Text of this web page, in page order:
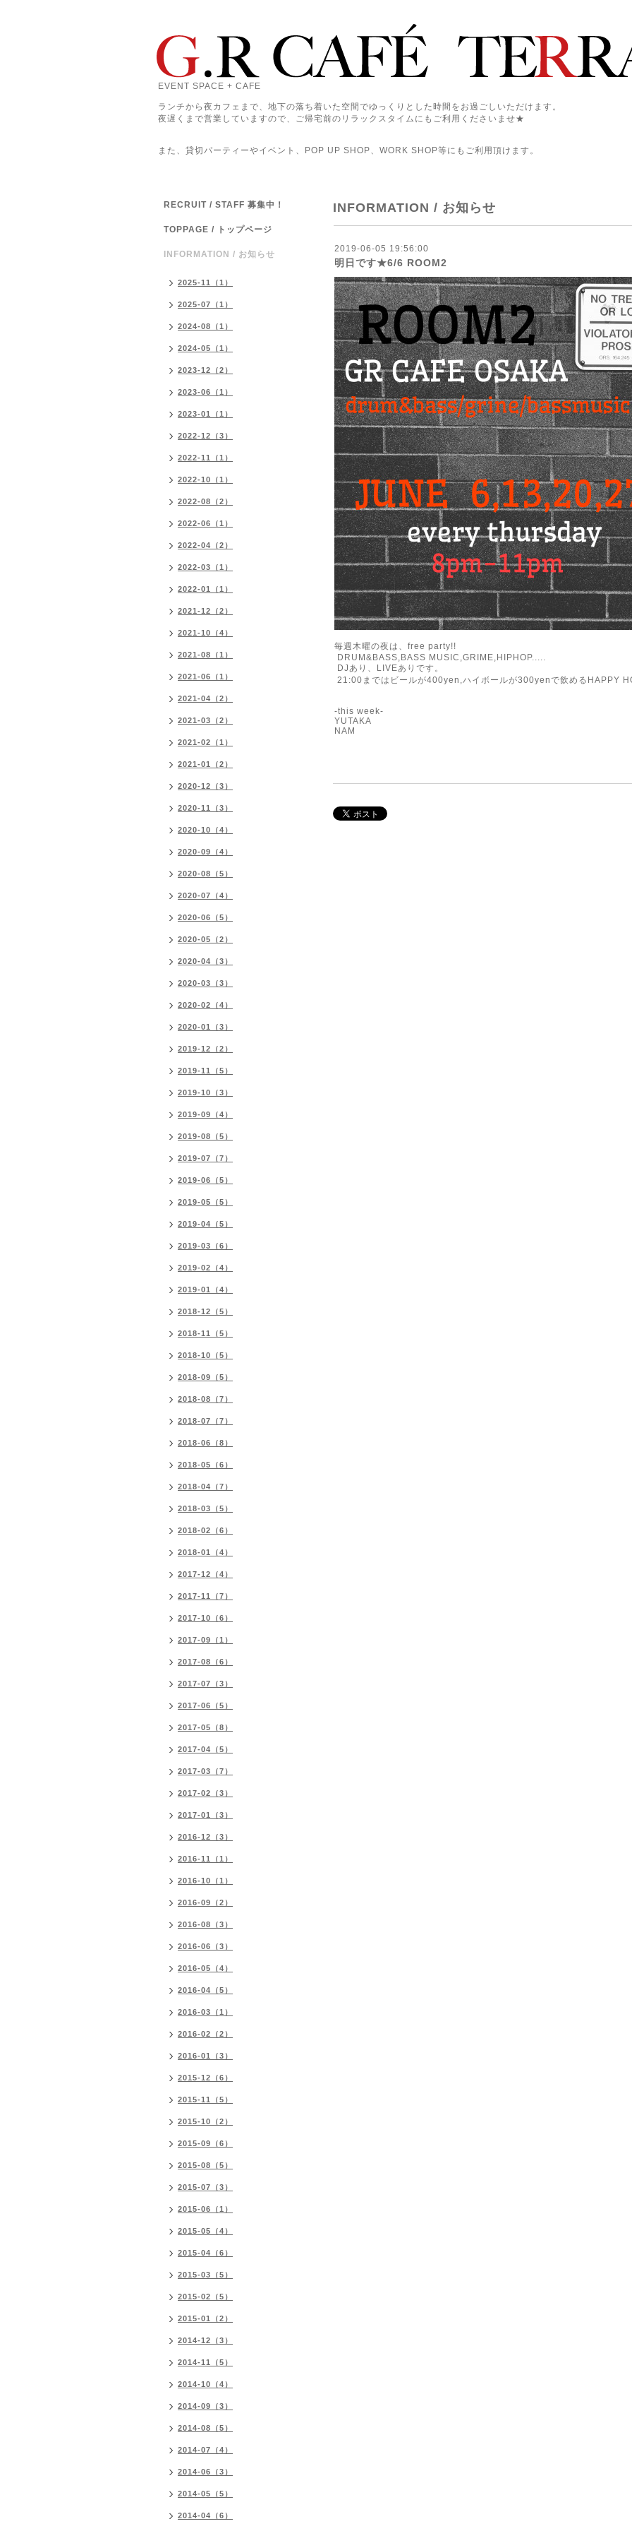
EVENT SPACE + CAFE
ランチから夜カフェまで、地下の落ち着いた空間でゆっくりとした時間をお過ごしいただけます。
夜遅くまで営業していますので、ご帰宅前のリラックスタイムにもご利用くださいませ★
また、貸切パーティーやイベント、POP UP SHOP、WORK SHOP等にもご利用頂けます。
INFORMATION / お知らせ
2019-06-05 19:56:00
明日です★6/6 ROOM2
毎週木曜の夜は、free party!!
DRUM&BASS,BASS MUSIC,GRIME,HIPHOP.....
DJあり、LIVEありです。
21:00まではビールが400yen,ハイボールが300yenで飲めるHAPPY
-this week-
YUTAKA
NAM
RECRUIT / STAFF 募集中！
TOPPAGE / トップページ
INFORMATION / お知らせ
2025-11（1）
2025-07（1）
2024-08（1）
2024-05（1）
2023-12（2）
2023-06（1）
2023-01（1）
2022-12（3）
2022-11（1）
2022-10（1）
2022-08（2）
2022-06（1）
2022-04（2）
2022-03（1）
2022-01（1）
2021-12（2）
2021-10（4）
2021-08（1）
2021-06（1）
2021-04（2）
2021-03（2）
2021-02（1）
2021-01（2）
2020-12（3）
2020-11（3）
2020-10（4）
2020-09（4）
2020-08（5）
2020-07（4）
2020-06（5）
2020-05（2）
2020-04（3）
2020-03（3）
2020-02（4）
2020-01（3）
2019-12（2）
2019-11（5）
2019-10（3）
2019-09（4）
2019-08（5）
2019-07（7）
2019-06（5）
2019-05（5）
2019-04（5）
2019-03（6）
2019-02（4）
2019-01（4）
2018-12（5）
2018-11（5）
2018-10（5）
2018-09（5）
2018-08（7）
2018-07（7）
2018-06（8）
2018-05（6）
2018-04（7）
2018-03（5）
2018-02（6）
2018-01（4）
2017-12（4）
2017-11（7）
2017-10（6）
2017-09（1）
2017-08（6）
2017-07（3）
2017-06（5）
2017-05（8）
2017-04（5）
2017-03（7）
2017-02（3）
2017-01（3）
2016-12（3）
2016-11（1）
2016-10（1）
2016-09（2）
2016-08（3）
2016-06（3）
2016-05（4）
2016-04（5）
2016-03（1）
2016-02（2）
2016-01（3）
2015-12（6）
2015-11（5）
2015-10（2）
2015-09（6）
2015-08（5）
2015-07（3）
2015-06（1）
2015-05（4）
2015-04（6）
2015-03（5）
2015-02（5）
2015-01（2）
2014-12（3）
2014-11（5）
2014-10（4）
2014-09（3）
2014-08（5）
2014-07（4）
2014-06（3）
2014-05（5）
2014-04（6）